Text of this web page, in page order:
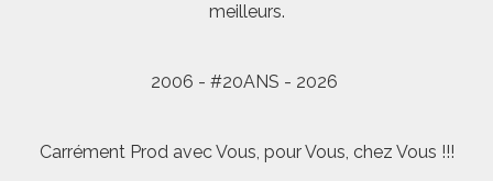
meilleurs.
2006 - #20ANS - 2026
Carrément Prod avec Vous, pour Vous, chez Vous !!!